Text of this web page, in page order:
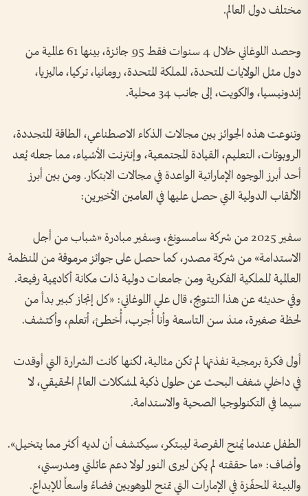
مختلف دول العالم.
وحصد اللوغاني خلال 4 سنوات فقط 95 جائزة، بينها 61 عالمية من
دول مثل الولايات المتحدة، المملكة المتحدة، رومانيا، تركيا، ماليزيا،
إندونيسيا، والكويت، إلى جانب 34 محلية.
وتنوعت هذه الجوائز بين مجالات الذكاء الاصطناعي، الطاقة المتجددة،
الروبوتات، التعليم، القيادة المجتمعية، وإنترنت الأشياء، مما جعله يُعد
أحد أبرز الوجوه الإماراتية الواعدة في مجالات الابتكار. ومن بين أبرز
الألقاب الدولية التي حصل عليها في العامين الأخيرين:
سفير 2025 من شركة سامسونغ، وسفير مبادرة «شباب من أجل
الاستدامة» من شركة مصدر، كما حصل على جوائز مرموقة من المنظمة
العالمية للملكية الفكرية ومن جامعات دولية ذات مكانة أكاديمية رفيعة.
وفي حديثه عن هذا التتويج، قال علي اللوغاني: «كل إنجاز كبير بدأ من
لحظة صغيرة، منذ سن التاسعة وأنا أُجرب، أُخطئ، أتعلم، وأكتشف.
أول فكرة برمجية نفذتها لم تكن مثالية، لكنها كانت الشرارة التي أوقدت
في داخلي شغف البحث عن حلول ذكية لمشكلات العالم الحقيقي، لا
سيما في التكنولوجيا الصحية والاستدامة.
الطفل عندما يُمنح الفرصة ليبتكر، سيكتشف أن لديه أكثر مما يتخيل».
وأضاف: «ما حققته لم يكن ليرى النور لولا دعم عائلتي ومدرستي،
والبيئة المحفّزة في الإمارات التي تمنح الموهوبين فضاءً واسعاً للإبداع.